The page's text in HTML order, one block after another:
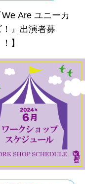
We Are ユニーカ
！』出演者募
】